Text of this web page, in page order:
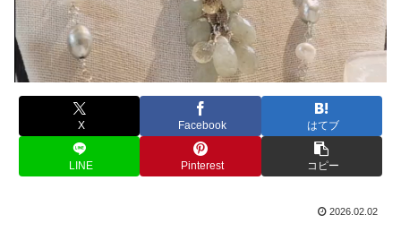
X Facebook はてブ
LINE Pinterest コピー
2026.02.02